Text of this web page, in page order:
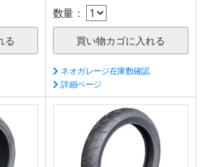
数量：
ネオガレージ在庫数確認
詳細ページ